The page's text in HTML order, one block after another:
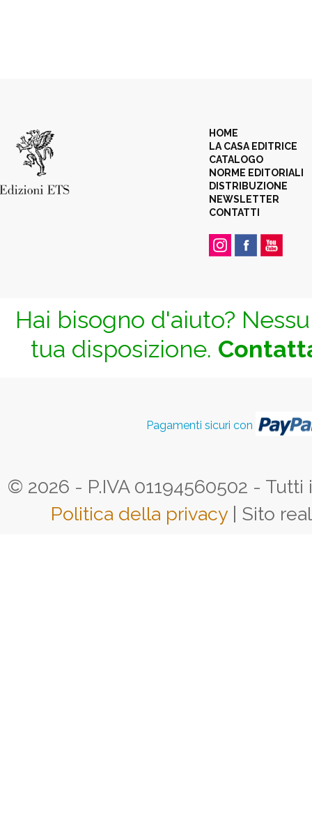
HOME
LA CASA EDITRICE
CATALOGO
NORME EDITORIALI
DISTRIBUZIONE
NEWSLETTER
CONTATTI
Hai bisogno d'aiuto?
tua disposizione.
Pagamenti sicuri con
© 2026 - P.IVA 01194560502 -
Politica della privacy | Sito